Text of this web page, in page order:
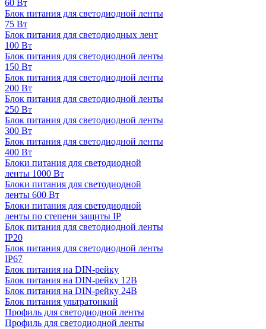
60 Вт
Блок питания для светодиодной ленты
75 Вт
Блок питания для светодиодных лент
100 Вт
Блок питания для светодиодной ленты
150 Вт
Блок питания для светодиодной ленты
200 Вт
Блок питания для светодиодной ленты
250 Вт
Блок питания для светодиодной ленты
300 Вт
Блок питания для светодиодной ленты
400 Вт
Блоки питания для светодиодной
ленты 1000 Вт
Блоки питания для светодиодной
ленты 600 Вт
Блоки питания для светодиодной
ленты по степени защиты IP
Блок питания для светодиодной ленты
IP20
Блок питания для светодиодной ленты
IP67
Блок питания на DIN-рейку
Блок питания на DIN-рейку 12В
Блок питания на DIN-рейку 24В
Блок питания ультратонкий
Профиль для светодиодной ленты
Профиль для светодиодной ленты